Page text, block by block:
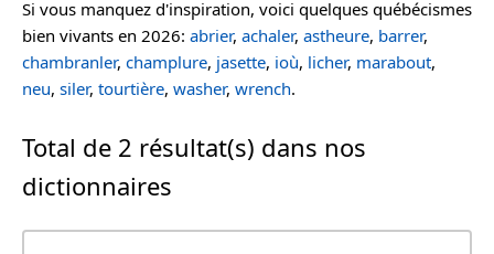
Si vous manquez d'inspiration, voici quelques québécismes
bien vivants en 2026: abrier, achaler, astheure, barrer,
chambranler, champlure, jasette, ioù, licher, marabout,
neu, siler, tourtière, washer, wrench.
Total de 2 résultat(s) dans nos
dictionnaires